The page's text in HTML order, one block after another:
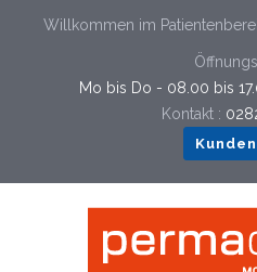
Willkommen im
Mo bis Do - 08.00 bis
Kontakt :